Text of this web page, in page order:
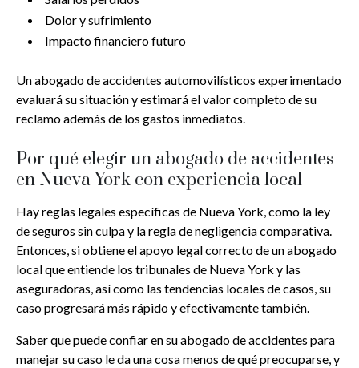
Dolor y sufrimiento
Impacto financiero futuro
Un abogado de accidentes automovilísticos experimentado
evaluará su situación y estimará el valor completo de su
reclamo además de los gastos inmediatos.
Por qué elegir un abogado de accidentes
en Nueva York con experiencia local
Hay reglas legales específicas de Nueva York, como la ley
de seguros sin culpa y la regla de negligencia comparativa.
Entonces, si obtiene el apoyo legal correcto de un abogado
local que entiende los tribunales de Nueva York y las
aseguradoras, así como las tendencias locales de casos, su
caso progresará más rápido y efectivamente también.
Saber que puede confiar en su abogado de accidentes para
manejar su caso le da una cosa menos de qué preocuparse, y